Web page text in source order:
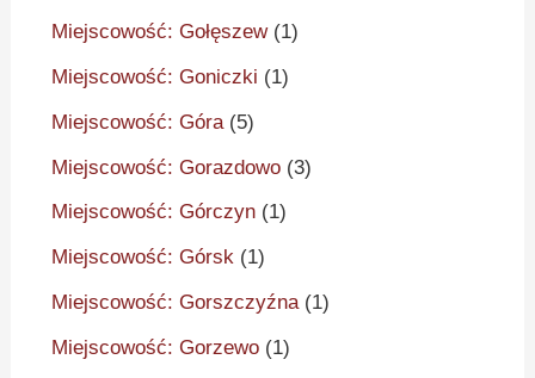
Miejscowość: Gołęszew(1)
Miejscowość: Goniczki (1)
Miejscowość: Góra (5)
Miejscowość: Gorazdowo (3)
Miejscowość: Górczyn (1)
Miejscowość: Górsk (1)
Miejscowość: Gorszczyźna (1)
Miejscowość: Gorzewo (1)